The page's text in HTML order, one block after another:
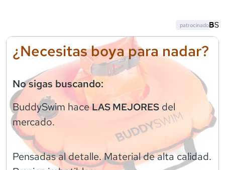
¿Necesitas boya para nadar?
No sigas buscando:
BuddySwim haceLAS MEJORES del
mercado.
Pensadas al detalle. Material de alta calidad.
patrocinado